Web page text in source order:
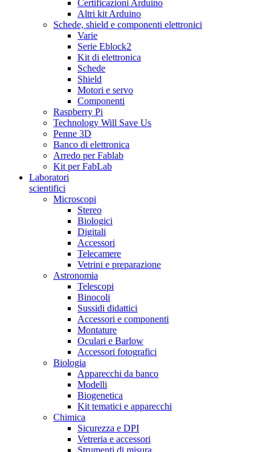
Certificazioni Arduino
Altri kit Arduino
Schede, shield e componenti elettronici
Varie
Serie Eblock2
Kit di elettronica
Schede
Shield
Motori e servo
Componenti
Raspberry Pi
Technology Will Save Us
Penne 3D
Banco di elettronica
Arredo per Fablab
Kit per FabLab
Laboratori
scientifici
Microscopi
Stereo
Biologici
Digitali
Accessori
Telecamere
Vetrini e preparazione
Astronomia
Telescopi
Binocoli
Sussidi didattici
Accessori e componenti
Montature
Oculari e Barlow
Accessori fotografici
Biologia
Apparecchi da banco
Modelli
Biogenetica
Kit tematici e apparecchi
Chimica
Sicurezza e DPI
Vetreria e accessori
Strumenti di misura